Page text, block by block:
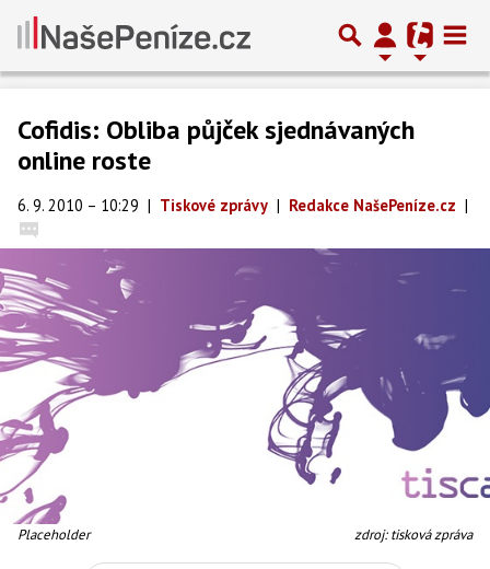
Cofidis: Obliba půjček sjednávaných
online roste
6. 9. 2010 – 10:29 | Tiskové zprávy | Redakce NašePeníze.cz |
Placeholder zdroj: tisková zpráva